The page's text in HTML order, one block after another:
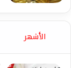
الأشهر